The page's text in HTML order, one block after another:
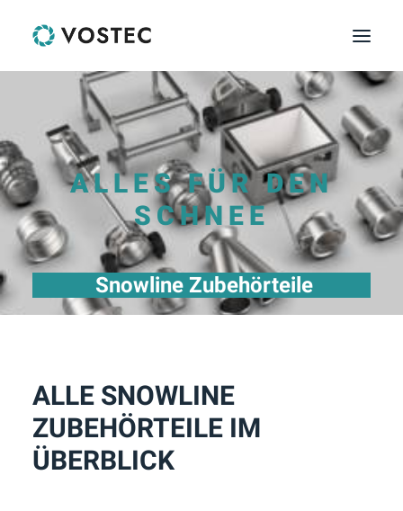
PRODUKTE
LEISTUNGEN
KONTAKT
ALLES FÜR DEN
SCHNEE
Snowline Zubehörteile
ALLE SNOWLINE
ZUBEHÖRTEILE IM
ÜBERBLICK